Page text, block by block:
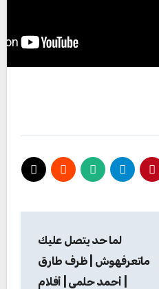
لما حد يتصل عليك
ماتعرفهوش | ظرف طارق
| أحمد حلمي | أفلام